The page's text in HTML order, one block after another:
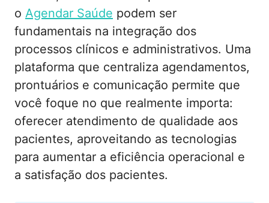
o Agendar Saúde podem ser
fundamentais na integração dos
processos clínicos e administrativos. Uma
plataforma que centraliza agendamentos,
prontuários e comunicação permite que
você foque no que realmente importa:
oferecer atendimento de qualidade aos
pacientes, aproveitando as tecnologias
para aumentar a eficiência operacional e
a satisfação dos pacientes.